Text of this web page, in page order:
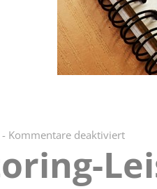
- Kommentare deaktiviertfür